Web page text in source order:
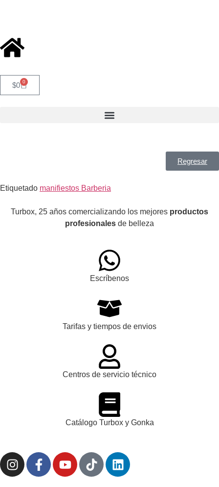
$0 0
Regresar
Etiquetado manifiestos Barberia
Turbox, 25 años comercializando los mejores productos
profesionales de belleza
Escríbenos
Tarifas y tiempos de envios
Centros de servicio técnico
Catálogo Turbox y Gonka